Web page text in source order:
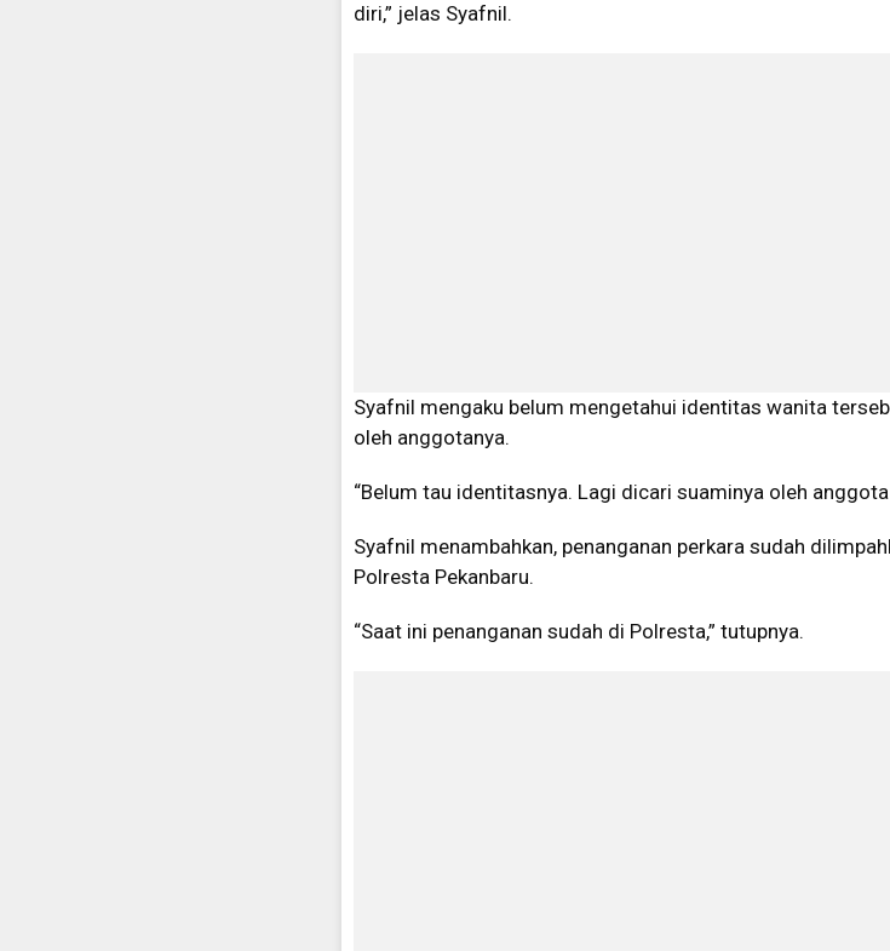
diri,” jelas Syafnil.
Syafnil mengaku belum mengetahui identitas wanita
oleh anggotanya.
“Belum tau identitasnya. Lagi dicari suaminya oleh anggota
Syafnil menambahkan, penanganan perkara sudah
Polresta Pekanbaru.
“Saat ini penanganan sudah di Polresta,” tutupnya.